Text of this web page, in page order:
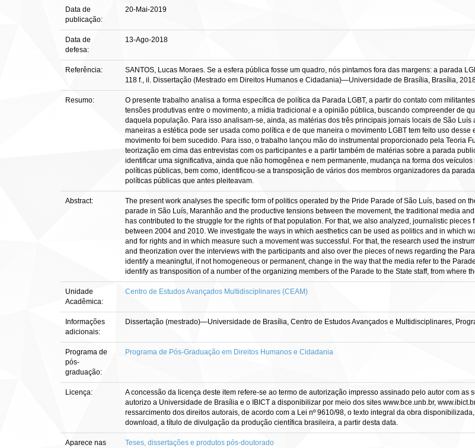
Data de
publicação:
20-Mai-2019
Data de
defesa:
13-Ago-2018
Referência:
SANTOS, Lucas Moraes. Se a esfera pública fosse um quadro, nós pintamos fora das margens: a parada
118 f., il. Dissertação (Mestrado em Direitos Humanos e Cidadania)—Universidade de Brasília, Brasília,
Resumo:
O presente trabalho analisa a forma específica de política da Parada LGBT, a partir do contato com
tensões produtivas entre o movimento, a mídia tradicional e a opinião pública, buscando compreender de
daquela população. Para isso analisam-se, ainda, as matérias dos três principais jornais locais de São
maneiras a estética pode ser usada como política e de que maneira o movimento LGBT tem feito uso
movimento foi bem sucedido. Para isso, o trabalho lançou mão do instrumental proporcionado pela Teoria
teorização em cima das entrevistas com os participantes e a partir também de matérias sobre a parada
identificar uma significativa, ainda que não homogênea e nem permanente, mudança na forma dos
políticas públicas, bem como, identificou-se a transposição de vários dos membros organizadores da
políticas públicas que antes pleiteavam.
Abstract:
The present work analyses the specific form of politics operated by the Pride Parade of São Luís, based on
parade in São Luís, Maranhão and the productive tensions between the movement, the traditional media
has contributed to the struggle for the rights of that population. For that, we also analyzed, journalistic
between 2004 and 2010. We investigate the ways in which aesthetics can be used as politics and in which
and for rights and in which measure such a movement was successful. For that, the research used the
and theorization over the interviews with the participants and also over the pieces of news regarding the
identify a meaningful, if not homogeneous or permanent, change in the way that the media refer to the
identify as transposition of a number of the organizing members of the Parade to the State staff, from where
Unidade
Acadêmica:
Centro de Estudos Avançados Multidisciplinares (CEAM)
Informações
adicionais:
Dissertação (mestrado)—Universidade de Brasília, Centro de Estudos Avançados e Multidisciplinares,
Programa de
pós-
graduação:
Programa de Pós-Graduação em Direitos Humanos e Cidadania
Licença:
A concessão da licença deste item refere-se ao termo de autorização impresso assinado pelo autor com
autorizo a Universidade de Brasília e o IBICT a disponibilizar por meio dos sites www.bce.unb.br,
ressarcimento dos direitos autorais, de acordo com a Lei nº 9610/98, o texto integral da obra
download, a título de divulgação da produção científica brasileira, a partir desta data.
Aparece nas
Teses, dissertações e produtos pós-doutorado